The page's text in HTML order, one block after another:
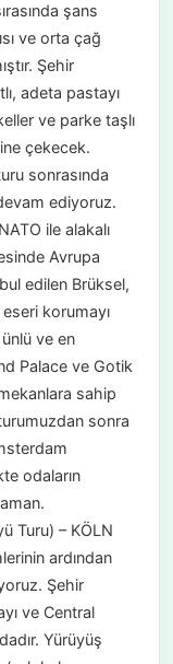
şans
ve orta çağ
Şehir
adeta pastayı
ve parke taşlı
çekecek.
sonrasında
ediyoruz.
ile alakalı
Avrupa
edilen Brüksel,
korumayı
ve en
Palace ve Gotik
sahip
sonra
odaların
Turu) – KÖLN
ardından
Şehir
ve Central
Yürüyüş